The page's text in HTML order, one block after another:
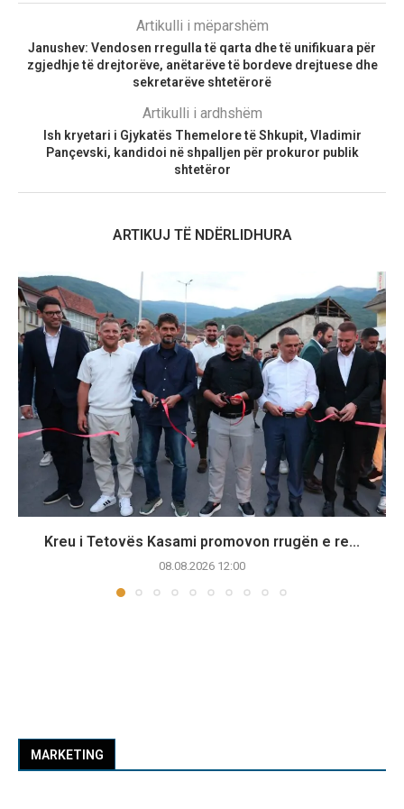
Artikulli i mëparshëm
Janushev: Vendosen rregulla të qarta dhe të unifikuara për
zgjedhje të drejtorëve, anëtarëve të bordeve drejtuese dhe
sekretarëve shtetërorë
Artikulli i ardhshëm
Ish kryetari i Gjykatës Themelore të Shkupit, Vladimir
Pançevski, kandidoi në shpalljen për prokuror publik
shtetëror
ARTIKUJ TË NDËRLIDHURA
Kreu i Tetovës Kasami promovon rrugën e re...
08.08.2026 12:00
MARKETING